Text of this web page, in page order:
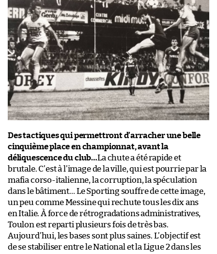
Des tactiques qui permettront d’arracher une belle
cinquième place en championnat, avant la
déliquescence du club…La chute a été rapide et
brutale. C’est à l’image de la ville, qui est pourrie par la
mafia corso-italienne, la corruption, la spéculation
dans le bâtiment… Le Sporting souffre de cette image,
un peu comme Messine qui rechute tous les dix ans
en Italie. À force de rétrogradations administratives,
Toulon est reparti plusieurs fois de très bas.
Aujourd’hui, les bases sont plus saines. L’objectif est
de se stabiliser entre le National et la Ligue 2 dans les